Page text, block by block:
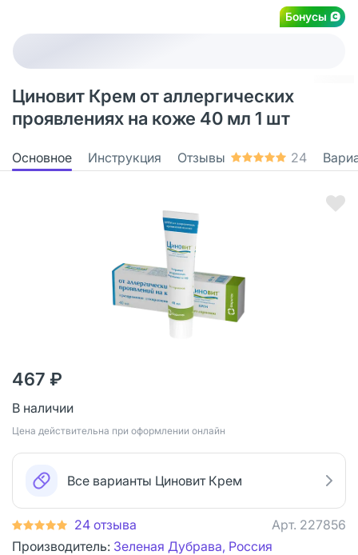
Бонусы
Циновит Крем от аллергических
проявлениях на коже 40 мл 1 шт
Основное Инструкция Отзывы 24
467 ₽
В наличии
Цена действительна при оформлении онлайн
Все варианты Циновит Крем
24 отзыва Арт. 227856
Производитель: Зеленая Дубрава, Россия